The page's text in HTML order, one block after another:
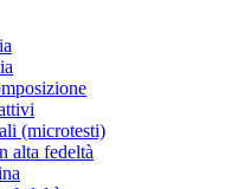
(microtesti)
alta fedeltà